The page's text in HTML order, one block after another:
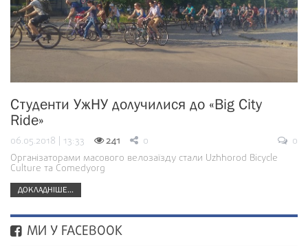
Студенти УжНУ долучилися до «Big City
Ride»
06.05.2018 | 13:33 241 0
0
Організаторами масового велозаїзду стали Uzhhorod Bicycle
Culture та Comedyorg
ДОКЛАДНІШЕ...
МИ У FACEBOOK